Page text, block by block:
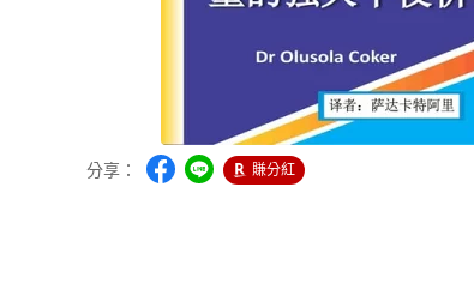
分享： 賺分紅